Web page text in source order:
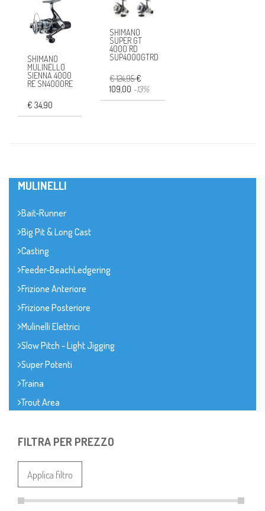
SHIMANO
MULINELLO
SIENNA 4000
RE SN4000RE
€ 34,90
SHIMANO
SUPER GT
4000 RD
SUP4000GTRD
€ 124,95€
109,00 -13%
MULINELLI
Bait-Runner
Big Pit & Long Cast
Casting
Feeder-BeachLedgering
Frizione Anteriore
Frizione Posteriore
Mulinelli Elettrici
Slow Pitch - Light Jigging
Super Potenti
Traina
Trout Area
FILTRA PER PREZZO
Applica filtro